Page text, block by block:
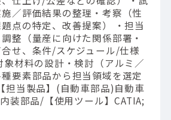
／評価結果の整理・考察（性
点の特定、改善提案） ・担当
整（量産に向けた関係部署・
せ、条件/スケジュール/仕様
象材料の設計・検討（アルミ／
要素部品から担当領域を選定
担当製品】(自動車部品)自動車
装部品/【使用ツール】CATIA;